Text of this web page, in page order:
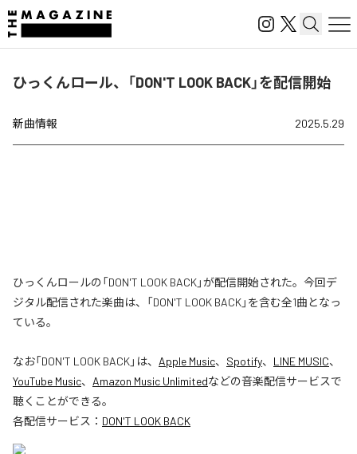
ひっくんロール、「DON'T LOOK BACK」を配信開始
新曲情報 2025.5.29
ひっくんロールの「DON'T LOOK BACK」が配信開始された。今回デ
ジタル配信された楽曲は、「DON'T LOOK BACK」を含む全1曲となっ
ている。
なお「DON'T LOOK BACK」は、 Apple Music、 Spotify、 LINE MUSIC、
YouTube Music、 Amazon Music Unlimitedなどの音楽配信サービスで
聴くことができる。
各配信サービス： DON'T LOOK BACK